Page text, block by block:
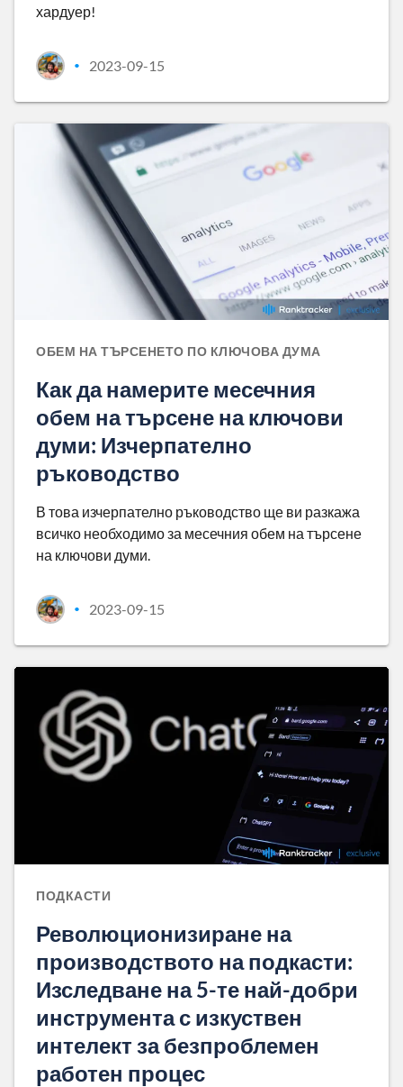
хардуер!
• 2023-09-15
ОБЕМ НА ТЪРСЕНЕТО ПО КЛЮЧОВА ДУМА
Как да намерите месечния
обем на търсене на ключови
думи: Изчерпателно
ръководство
В това изчерпателно ръководство ще ви разкажа
всичко необходимо за месечния обем на търсене
на ключови думи.
• 2023-09-15
ПОДКАСТИ
Революционизиране на
производството на подкасти:
Изследване на 5-те най-добри
инструмента с изкуствен
интелект за безпроблемен
работен процес